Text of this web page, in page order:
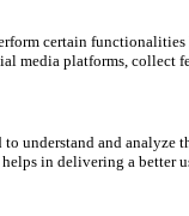
certain
media platforms, collect
to understand and analyze
in delivering a better